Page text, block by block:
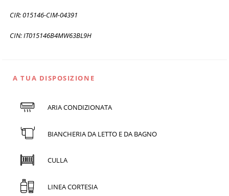
CIR: 015146-CIM-04391
CIN: IT015146B4MW63BL9H
A TUA DISPOSIZIONE
ARIA CONDIZIONATA
BIANCHERIA DA LETTO E DA BAGNO
CULLA
LINEA CORTESIA